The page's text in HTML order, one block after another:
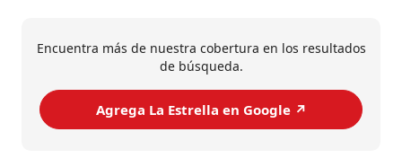
Encuentra más de nuestra cobertura en los resultados
de búsqueda.
Agrega La Estrella en Google ↗️